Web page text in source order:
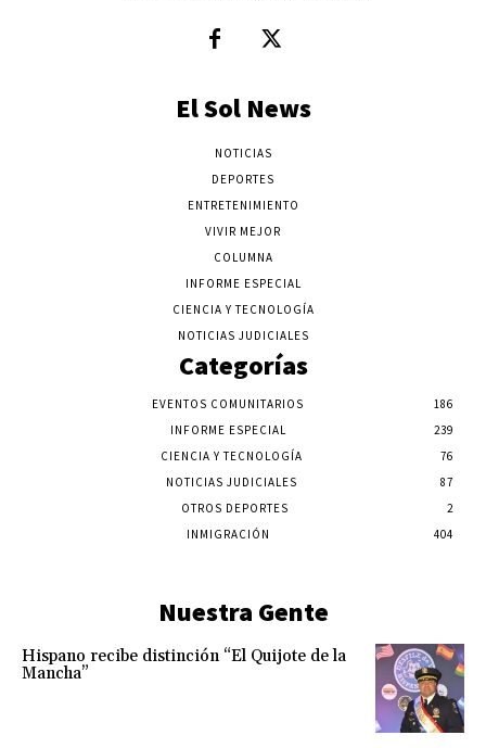
El Sol News
NOTICIAS
DEPORTES
ENTRETENIMIENTO
VIVIR MEJOR
COLUMNA
INFORME ESPECIAL
CIENCIA Y TECNOLOGÍA
NOTICIAS JUDICIALES
Categorías
EVENTOS COMUNITARIOS
186
INFORME ESPECIAL
239
CIENCIA Y TECNOLOGÍA
76
NOTICIAS JUDICIALES
87
OTROS DEPORTES
2
INMIGRACIÓN
404
Nuestra Gente
Hispano recibe distinción “El Quijote de la
Mancha”